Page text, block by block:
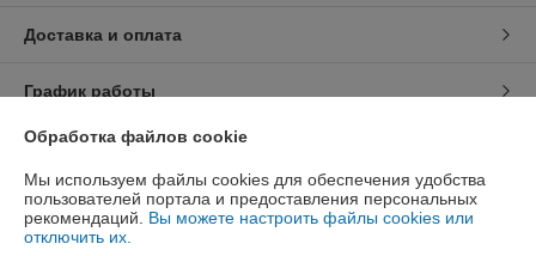
Доставка и оплата
График работы
Полная версия сайта
Политика обработки cookies
Обработка файлов cookie
Мы используем файлы cookies для обеспечения удобства
пользователей портала и предоставления персональных
рекомендаций. Вы можете настроить файлы cookies или
отключить их.